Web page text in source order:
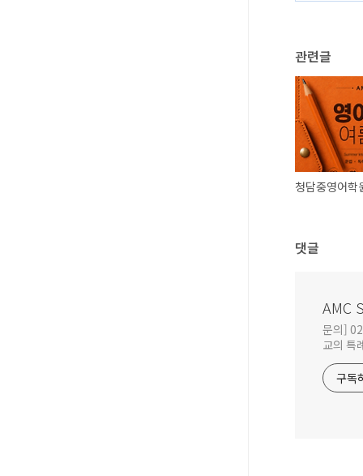
관련글
댓글
AMC
문의]
교의 특
구독